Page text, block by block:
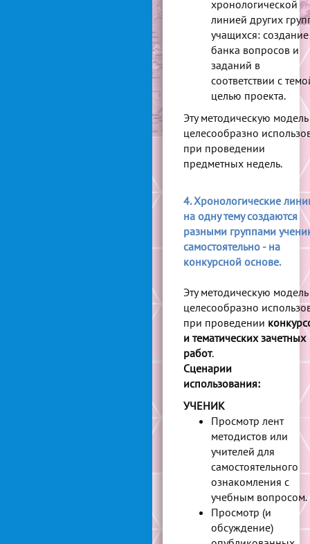
хронологической
линией других
учащихся: создание
банка вопросов и
заданий в
соответствии с
целью проекта.
Эту методическую модель
целесообразно
при проведении
предметных недель.
4. Хронологические
на одну тему создаются
разными группами
самостоятельно - на
конкурсной основе.
Эту методическую модель
целесообразно
при проведении
и тематических зачетных
работ.
Сценарии
использования:
УЧЕНИК
Просмотр лент
методистов или
учителей для
самостоятельного
ознакомления с
учебным вопросом.
Просмотр (и
обсуждение)